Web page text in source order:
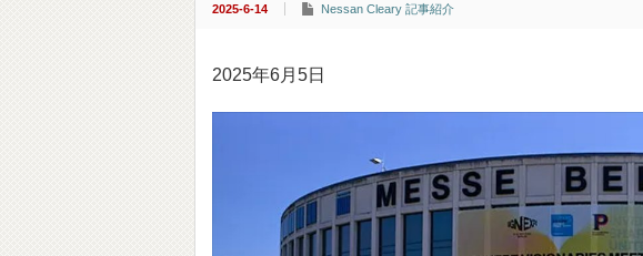
2025-6-14 Nessan Cleary 記事紹介
2025年6月5日